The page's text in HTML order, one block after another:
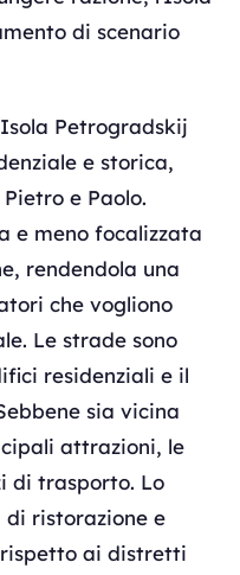
di scenario
Petrogradskij
e storica,
e Paolo.
e meno focalizzata
rendendola una
che vogliono
Le strade sono
residenziali e il
sia vicina
attrazioni, le
di trasporto. Lo
di ristorazione e
ai distretti